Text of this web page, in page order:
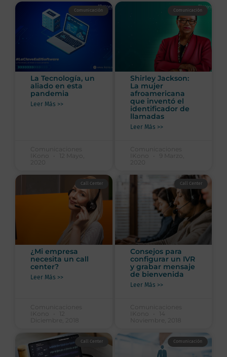
Comunicación
La Tecnología, un
aliado en esta
pandemia
Leer Más >>
Comunicaciones
IKono
12 Mayo,
Comunicación
Shirley Jackson:
La mujer
afroamericana
que inventó el
identificador de
llamadas
Leer Más >>
Comunicaciones
IKono
9 Marzo,
Call Center
¿Mi empresa
necesita un call
center?
Leer Más >>
Comunicaciones
IKono
12
Diciembre, 2018
Call Center
Consejos para
configurar un IVR
y grabar mensaje
de bienvenida
Leer Más >>
Comunicaciones
IKono
14
Noviembre, 2018
Call Center Comunicación